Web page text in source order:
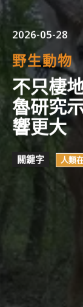
2026-05-28
野生動物
不只棲
魯研究
響更大
關鍵字 人類